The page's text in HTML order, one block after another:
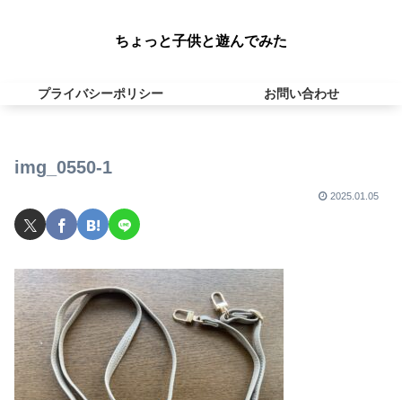
ちょっと子供と遊んでみた
プライバシーポリシー お問い合わせ
img_0550-1
2025.01.05